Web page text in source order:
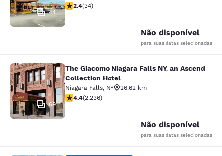
44
classificação 2.35 estrelas. Razoável. 34 avaliações
2.4(34)
Não disponível
para suas datas selecionadas
The Giacomo Niagara Falls NY, an
69
The Giacomo Niagara Falls NY, an Ascend
Collection Hotel
Niagara Falls, NY
26.62 km
classificação 4.37 estrelas. Excelente. 2236
4.4(2.236)
Não disponível
para suas datas selecionadas